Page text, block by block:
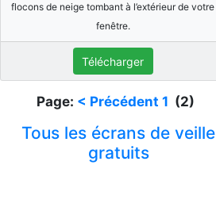
flocons de neige tombant à l’extérieur de votre
fenêtre.
Télécharger
Page: < Précédent 1 (2)
Tous les écrans de veille
gratuits